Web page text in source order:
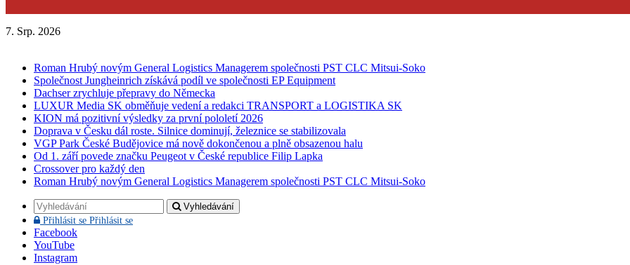
7. Srp. 2026
Roman Hrubý novým General Logistics Managerem společnosti PST CLC Mitsui-Soko
Společnost Jungheinrich získává podíl ve společnosti EP Equipment
Dachser zrychluje přepravy do Německa
LUXUR Media SK obměňuje vedení a redakci TRANSPORT a LOGISTIKA SK
KION má pozitivní výsledky za první pololetí 2026
Doprava v Česku dál roste. Silnice dominují, železnice se stabilizovala
VGP Park České Budějovice má nově dokončenou a plně obsazenou halu
Od 1. září povede značku Peugeot v České republice Filip Lapka
Crossover pro každý den
Roman Hrubý novým General Logistics Managerem společnosti PST CLC Mitsui-Soko
Vyhledávání
Přihlásit se Přihlásit se
Facebook
YouTube
Instagram